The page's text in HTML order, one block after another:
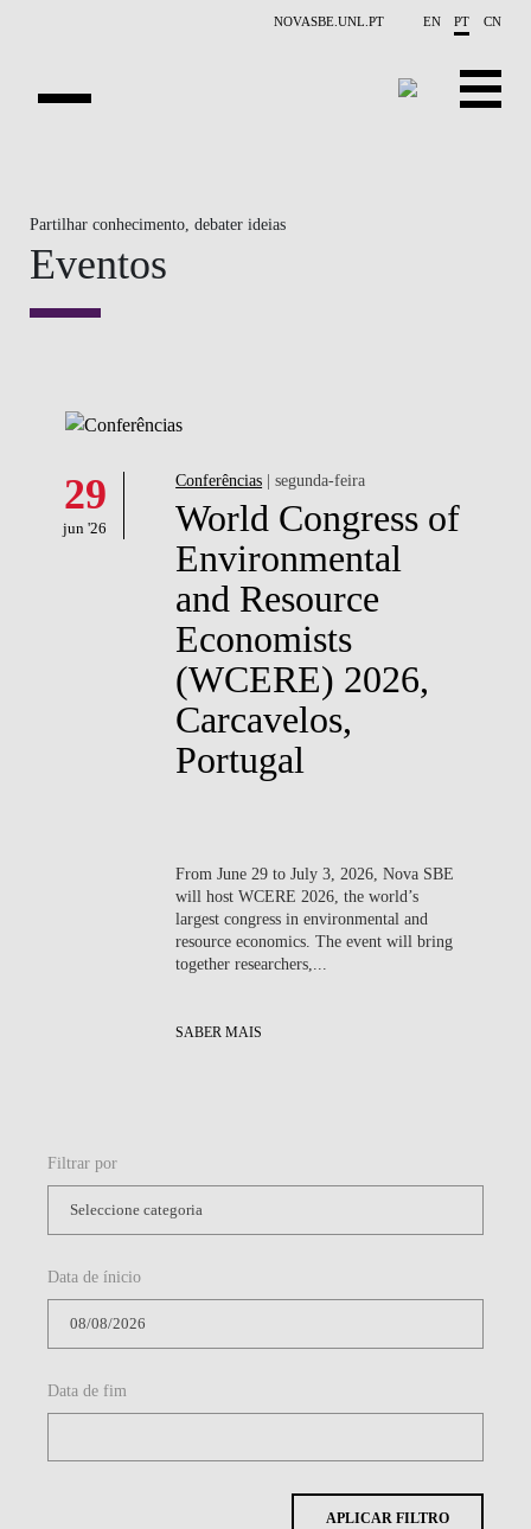
NOVASBE.UNL.PT EN PT CN
CONTACTOS
EVENTOS
PUBLICAÇÕES
Partilhar conhecimento, debater ideias
Eventos
29
jun '26
Conferências | segunda-feira
World Congress of
Environmental
and Resource
Economists
(WCERE) 2026,
Carcavelos,
Portugal
FromJune 29 to July 3, 2026 , Nova SBE
will hostWCERE 2026 , the world’s
largest congress in environmental and
resource economics. The event will bring
together researchers,...
SABER MAIS
Filtrar por
Data de ínicio
Data de fim
APLICAR FILTRO